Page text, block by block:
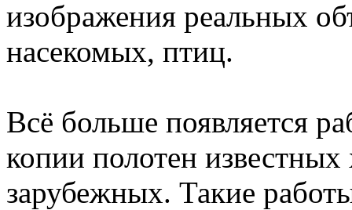
изображения реальных
насекомых, птиц.
Всё больше появляется
копии полотен
зарубежных. Такие